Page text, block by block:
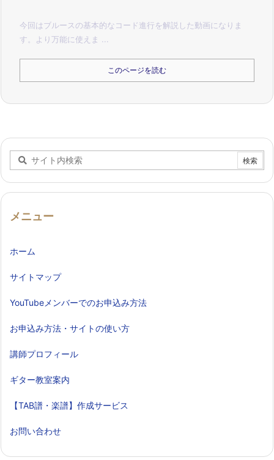
今回はブルースの基本的なコード進行を解説した動画になりま
す。
より万能に使えま ...
このページを読む
メニュー
ホーム
サイトマップ
YouTubeメンバーでのお申込み方法
お申込み方法・サイトの使い方
講師プロフィール
ギター教室案内
【TAB譜・楽譜】作成サービス
お問い合わせ